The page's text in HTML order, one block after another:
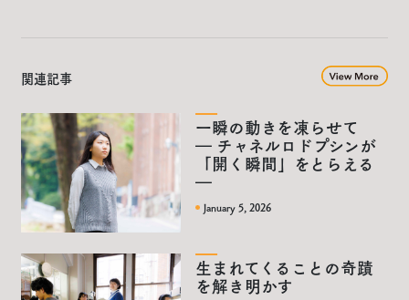
関連記事
一瞬の動きを凍らせて
― チャネルロドプシンが
「開く瞬間」をとらえる
―
January 5, 2026
生まれてくることの奇蹟
を解き明かす